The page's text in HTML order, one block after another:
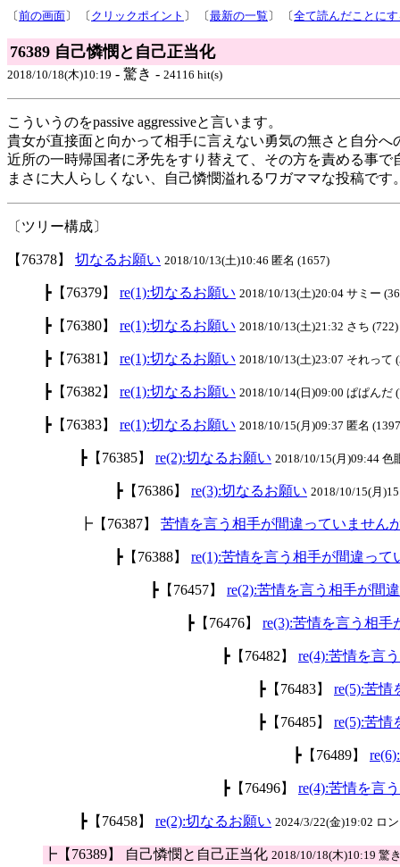
〔前の画面〕 〔 クリックポイント 〕 〔最新の一覧 〕 〔全て読んだことに
76389 自己憐憫と自己正当化
2018/10/18(木)10:19 - 驚き - 24116 hit(s)
こういうのをpassive aggressiveと言います。
貴女が直接面と向かって相手に言えない勇気の無さと自分へ
近所の一時帰国者に矛先をすり替えて、その方を責める事で
まさに大人らしくない、自己憐憫溢れるワガママな投稿です
〔ツリー構成〕
【76378】 切なるお願い 2018/10/13(土)10:46 匿名 (1657)
┣【76379】 re(1):切なるお願い 2018/10/13(土)20:04 サミー
┣【76380】 re(1):切なるお願い 2018/10/13(土)21:32 さち (722)
┣【76381】 re(1):切なるお願い 2018/10/13(土)23:07 それって
┣【76382】 re(1):切なるお願い 2018/10/14(日)09:00 ぱぱんだ
┣【76383】 re(1):切なるお願い 2018/10/15(月)09:37 匿名
┣【76385】 re(2):切なるお願い 2018/10/15(月)09:44 色
┣【76386】 re(3):切なるお願い 2018/10/15(月
┣【76387】 苦情を言う相手が間違っていません
┣【76388】 re(1):苦情を言う相手が間違って
┣【76457】 re(2):苦情を言う相手が間
┣【76476】 re(3):苦情を言う相
┣【76482】 re(4):苦情を言
┣【76483】 re(5):苦情
┣【76485】 re(5):苦情
┣【76489】
┣【76496】 re(4):苦情を言
┣【76458】 re(2):切なるお願い 2024/3/22(金)19:02 ロ
┣【76389】 自己憐憫と自己正当化 2018/10/18(木)10:19 驚